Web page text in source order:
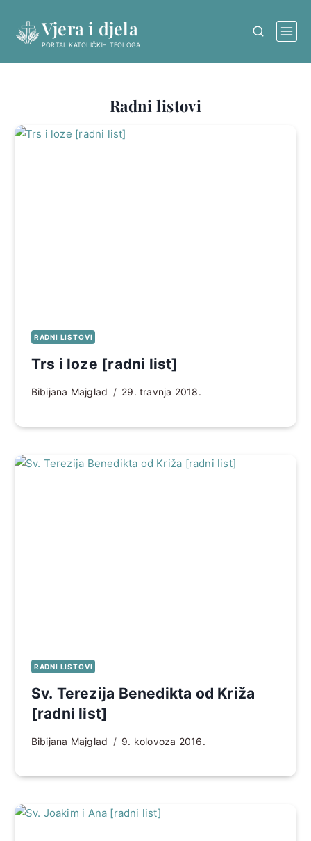
content
Vjera i djela
PORTAL KATOLIČKIH TEOLOGA
Radni listovi
RADNI LISTOVI
Trs i loze [radni list]
Bibijana Majglad 29. travnja 2018.
RADNI LISTOVI
Sv. Terezija Benedikta od Križa
[radni list]
Bibijana Majglad 9. kolovoza 2016.